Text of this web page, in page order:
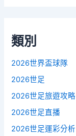
類別
2026世界盃球隊
2026世足
2026世足旅遊攻略
2026世足直播
2026世足運彩分析